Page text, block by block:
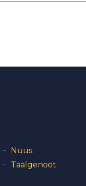
Nuus
Taalgenoot